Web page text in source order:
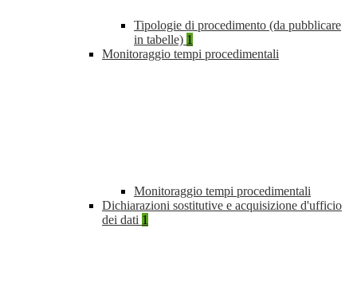
Tipologie di procedimento (da pubblicare
in tabelle) 1
Monitoraggio tempi procedimentali
Monitoraggio tempi procedimentali
Dichiarazioni sostitutive e acquisizione d'ufficio
dei dati 1